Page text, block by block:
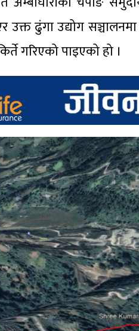
उक्त ढुंगा उद्योग
गरिएको पाइएको हो ।